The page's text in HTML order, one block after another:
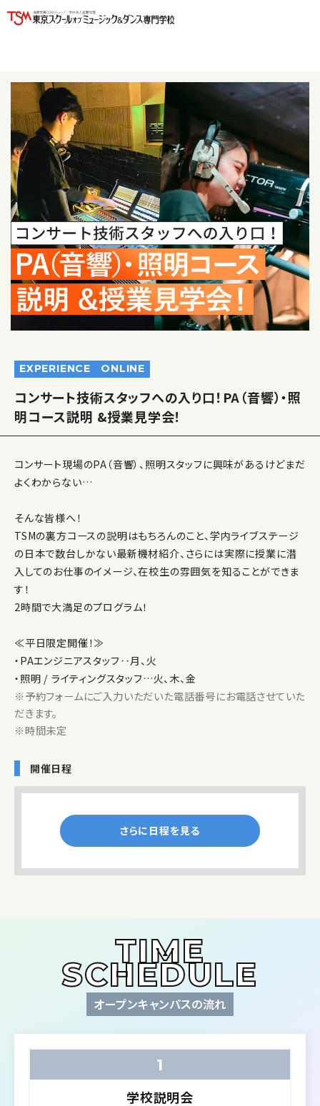
EXPERIENCE ONLINE
コンサート技術スタッフへの入り口！PA（音響）・照
明コース説明 &授業見学会！
コンサート現場のPA（音響）、照明スタッフに興味があるけどまだ
よくわからない…
そんな皆様へ！
TSMの裏方コースの説明はもちろんのこと、学内ライブステージ
の日本で数台しかない最新機材紹介、さらには実際に授業に潜
入してのお仕事のイメージ、在校生の雰囲気を知ることができま
す！
2時間で大満足のプログラム！
≪平日限定開催！≫
・PAエンジニアスタッフ‥月、火
・照明 / ライティングスタッフ…火、木、金
※予約フォームにご入力いただいた電話番号にお電話させていた
だきます。
※時間未定
開催日程
TIME
SCHEDULE
オープンキャンパスの流れ
1
学校説明会